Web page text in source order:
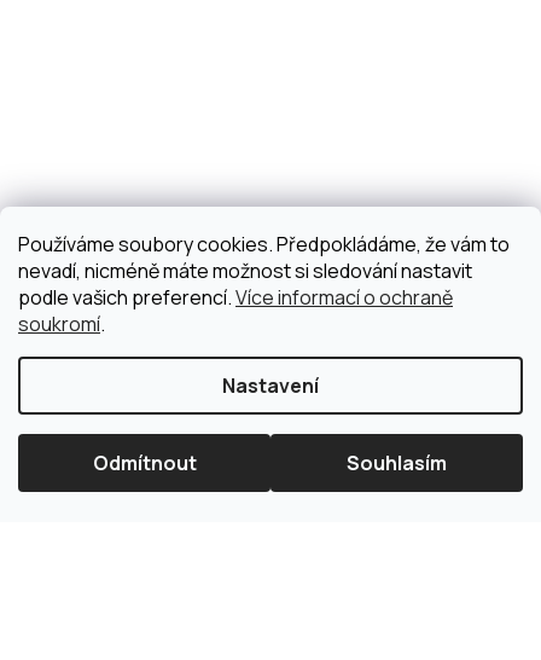
Používáme soubory cookies. Předpokládáme, že vám to
nevadí, nicméně máte možnost si sledování nastavit
podle vašich preferencí.Více informací o ochraně
soukromí.
Nastavení
Odmítnout Souhlasím